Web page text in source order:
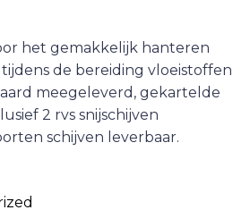
het gemakkelijk hanteren
de bereiding vloeistoffen
meegeleverd, gekartelde
2 rvs snijschijven
schijven leverbaar.